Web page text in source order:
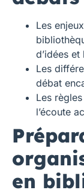
Les
d’idées
Les
débat
Les
l’écoute
en